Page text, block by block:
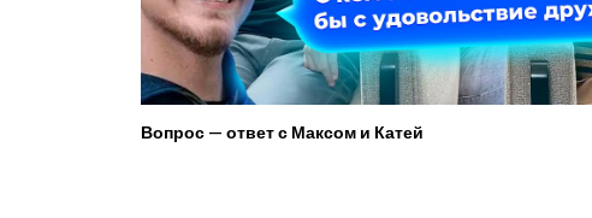
Вопрос — ответ с Максом и Катей